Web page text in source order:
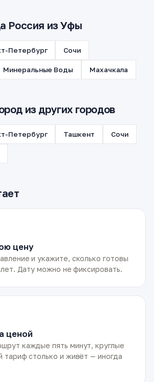
Россия из Уфы
Петербург Сочи
Минеральные Воды Махачкала
из других городов
Петербург Ташкент Сочи
цену
и укажите, сколько готовы
Дату можно не фиксировать.
ценой
каждые пять минут, круглые
тариф столько и живёт — иногда